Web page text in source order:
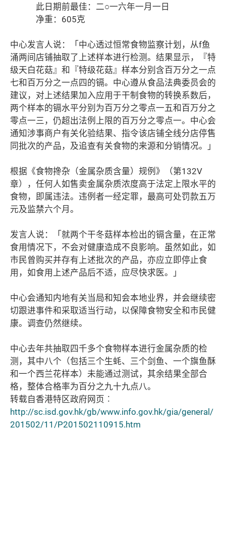
此日期前最佳：二○一六年一月一日
净重：605克
中心发言人说：「中心透过恒常食物监察计划，从f鱼
涌两间店铺抽取了上述样本进行检测。结果显示，『特
级天白花菇』和『特级花菇』样本分别含百万分之一点
七和百万分之一点四的镉。中心遵从食品法典委员会的
建议，对上述结果加入应用于干制食物的转换系数后，
两个样本的镉水平分别为百万分之零点一五和百万分之
零点一三，仍超出法例上限的百万分之零点一。中心会
通知涉事商户有关化验结果、指令该店铺全线分店停售
同批次的产品，及追查有关食物的来源和分销情况。」
根据《食物搀杂（金属杂质含量）规例》（第132V
章），任何人如售卖金属杂质浓度高于法定上限水平的
食物，即属违法。违例者一经定罪，最高可处罚款五万
元及监禁六个月。
发言人说：「就两个干冬菇样本检出的镉含量，在正常
食用情况下，不会对健康造成不良影响。虽然如此，如
市民曾购买并存有上述批次的产品，亦应立即停止食
用，如食用上述产品后不适，应尽快求医。」
中心会通知内地有关当局和知会本地业界，并会继续密
切跟进事件和采取适当行动，以保障食物安全和市民健
康。调查仍然继续。
中心去年共抽取四千多个食物样本进行金属杂质的检
测，其中八个（包括三个生蚝、三个剑鱼、一个旗鱼酥
和一个西兰花样本）未能通过测试，其余结果全部合
格，整体合格率为百分之九十九点八。
转载自香港特区政府网页︰
http://sc.isd.gov.hk/gb/www.info.gov.hk/gia/general/
201502/11/P201502110915.htm